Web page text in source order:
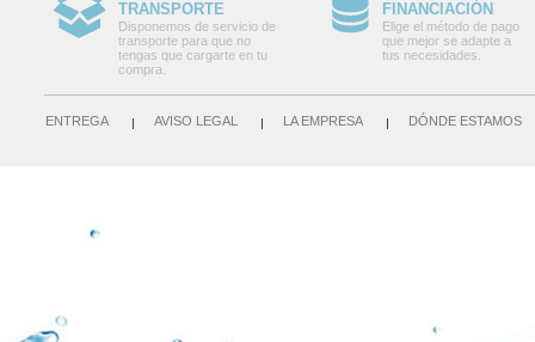
TRANSPORTE
Disponemos de servicio de
transporte para que no
tengas que cargarte en tu
compra.
FINANCIACIÓN
Elige el método de pago
que mejor se adapte a
tus necesidades.
ENTREGA AVISO LEGAL LA EMPRESA DÓNDE ESTAMOS